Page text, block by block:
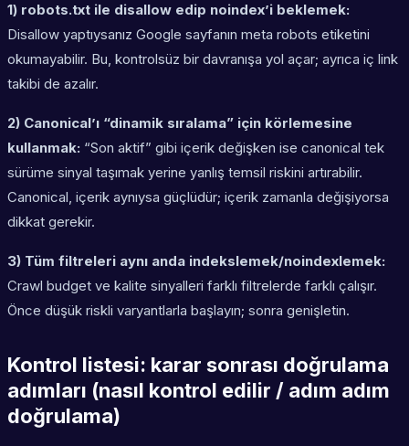
1) robots.txt ile disallow edip noindex’i beklemek:
Disallow yaptıysanız Google sayfanın meta robots etiketini
okumayabilir. Bu, kontrolsüz bir davranışa yol açar; ayrıca iç link
takibi de azalır.
2) Canonical’ı “dinamik sıralama” için körlemesine
kullanmak: “Son aktif” gibi içerik değişken ise canonical tek
sürüme sinyal taşımak yerine yanlış temsil riskini artırabilir.
Canonical, içerik aynıysa güçlüdür; içerik zamanla değişiyorsa
dikkat gerekir.
3) Tüm filtreleri aynı anda indekslemek/noindexlemek:
Crawl budget ve kalite sinyalleri farklı filtrelerde farklı çalışır.
Önce düşük riskli varyantlarla başlayın; sonra genişletin.
Kontrol listesi: karar sonrası doğrulama
adımları (nasıl kontrol edilir / adım adım
doğrulama)